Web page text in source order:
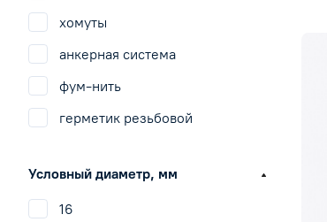
хомуты
анкерная система
фум-нить
герметик резьбовой
гидропломба
реагенты для промывки
Условный диаметр, мм
16